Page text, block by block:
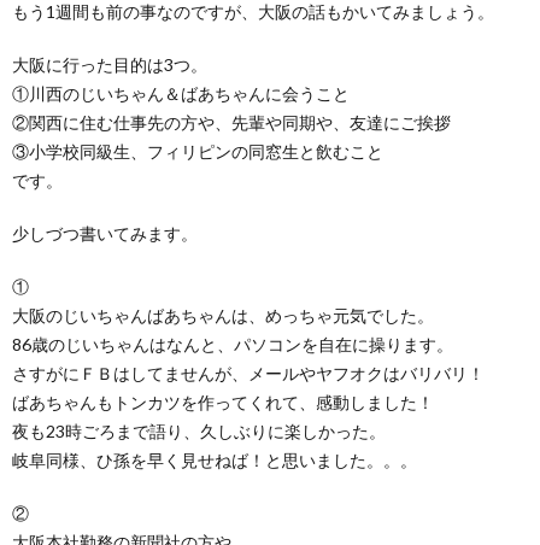
もう1週間も前の事なのですが、大阪の話もかいてみましょう。
大阪に行った目的は3つ。
①川西のじいちゃん＆ばあちゃんに会うこと
②関西に住む仕事先の方や、先輩や同期や、友達にご挨拶
③小学校同級生、フィリピンの同窓生と飲むこと
です。
少しづつ書いてみます。
①
大阪のじいちゃんばあちゃんは、めっちゃ元気でした。
86歳のじいちゃんはなんと、パソコンを自在に操ります。
さすがにＦＢはしてませんが、メールやヤフオクはバリバリ！
ばあちゃんもトンカツを作ってくれて、感動しました！
夜も23時ごろまで語り、久しぶりに楽しかった。
岐阜同様、ひ孫を早く見せねば！と思いました。。。
②